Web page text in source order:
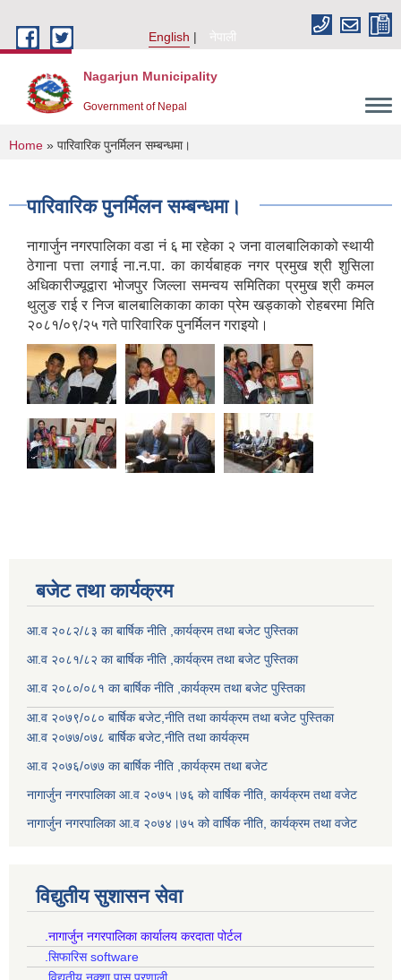
English
नेपाली
Nagarjun Municipality
Government of Nepal
You are here
Home » पारिवारिक पुनर्मिलन सम्बन्धमा।
पारिवारिक पुनर्मिलन सम्बन्धमा।
नागार्जुन नगरपालिका वडा नं ६ मा रहेका २ जना वालबालिकाको स्थायी
ठेगाना पत्ता लगाई ना.न.पा. का कार्यबाहक नगर प्रमुख श्री शुसिला
अधिकारीज्यूद्वारा भोजपुर जिल्ला समन्वय समितिका प्रमुख श्री कमल
थुलुङ राई र निज बालबालिकाका काका प्रेम खड्काको रोहबरमा मिति
२०८१/०९/२५ गते पारिवारिक पुनर्मिलन गराइयो।
बजेट तथा कार्यक्रम
आ.व २०८२/८३ का बार्षिक नीति ,कार्यक्रम तथा बजेट पुस्तिका
आ.व २०८१/८२ का बार्षिक नीति ,कार्यक्रम तथा बजेट पुस्तिका
आ.व २०८०/०८१ का बार्षिक नीति ,कार्यक्रम तथा बजेट पुस्तिका
आ.व २०७९/०८० बार्षिक बजेट,नीति तथा कार्यक्रम तथा बजेट पुस्तिका
आ.व २०७७/०७८ बार्षिक बजेट,नीति तथा कार्यक्रम
आ.व २०७६/०७७ का बार्षिक नीति ,कार्यक्रम तथा बजेट
नागार्जुन नगरपालिका आ.व २०७५।७६ को वार्षिक नीति, कार्यक्रम तथा वजेट
नागार्जुन नगरपालिका आ.व २०७४।७५ को वार्षिक नीति, कार्यक्रम तथा वजेट
विद्युतीय सुशासन सेवा
.नागार्जुन नगरपालिका कार्यालय करदाता पोर्टल
.सिफारिस software